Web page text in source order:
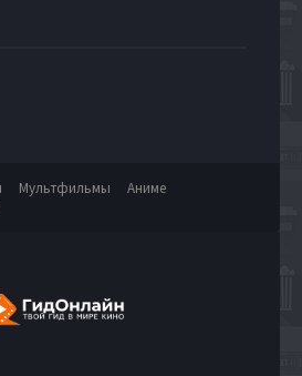
Мультфильмы
Аниме